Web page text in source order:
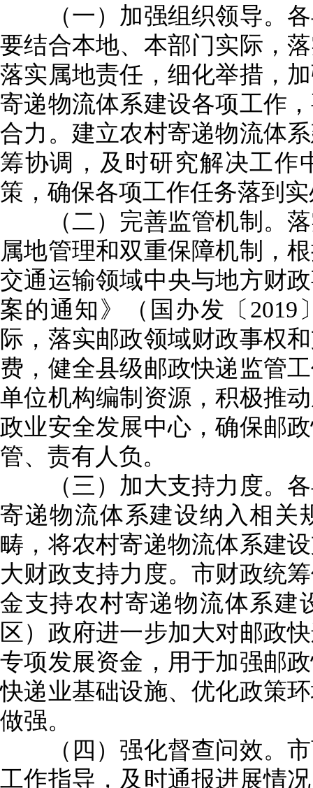
（一）加强组织领导。各
要结合本地、本部门实际，
落实属地责任，细化举措，
寄递物流体系建设各项工作
合力。建立农村寄递物流体
筹协调，及时研究解决工作
策，确保各项工作任务落到
（二）完善监管机制。落
属地管理和双重保障机制，
交通运输领域中央与地方财
案的通知》（国办发〔2019
际，落实邮政领域财政事权
费，健全县级邮政快递监管
单位机构编制资源，积极推
政业安全发展中心，确保邮
管、责有人负。
（三）加大支持力度。各
寄递物流体系建设纳入相关
畴，将农村寄递物流体系建
大财政支持力度。市财政统
金支持农村寄递物流体系建
区）政府进一步加大对邮政
专项发展资金，用于加强邮
快递业基础设施、优化政策
做强。
（四）强化督查问效。市
工作指导，及时通报进展情